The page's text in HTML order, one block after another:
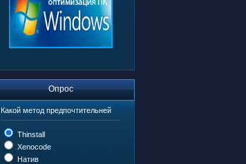
Опрос
Какой метод предпочтительней
Thinstall
Xenocode
Натив